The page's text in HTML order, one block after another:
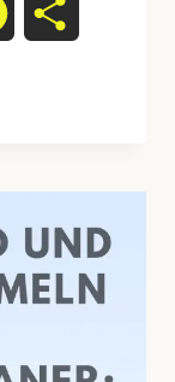
Pinterest